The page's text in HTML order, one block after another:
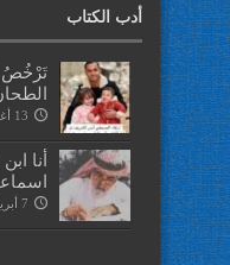
أدب الكتاب
تَرْخُصُ
13 أغسطس، 2025
أنا
7 أبريل، 2025